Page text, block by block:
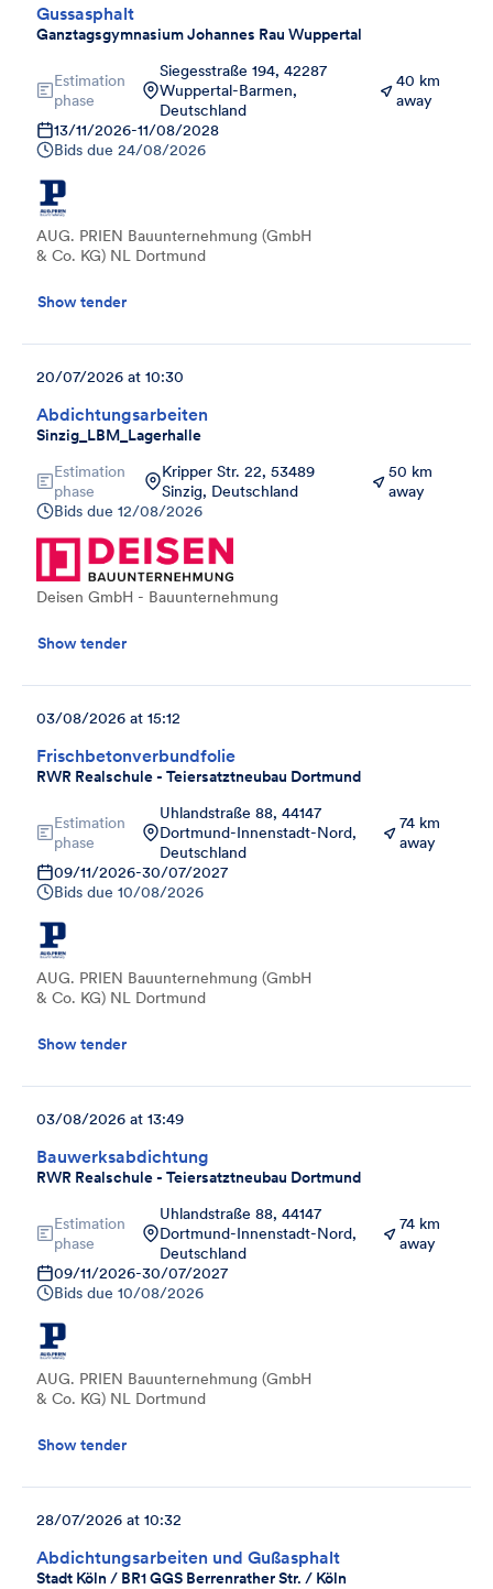
Gussasphalt
Ganztagsgymnasium Johannes Rau Wuppertal
Estimation
phase
Siegesstraße 194, 42287
Wuppertal-Barmen,
Deutschland
40 km
away
13/11/2026-11/08/2028
Bids due 24/08/2026
AUG. PRIEN Bauunternehmung (GmbH
& Co. KG) NL Dortmund
Show tender
Abdichtungsarbeiten
Sinzig_LBM_Lagerhalle
20/07/2026 at 10:30
Estimation
phase
Kripper Str. 22, 53489
Sinzig, Deutschland
50 km
away
Bids due 12/08/2026
Deisen GmbH - Bauunternehmung
Show tender
Frischbetonverbundfolie
RWR Realschule - Teiersatztneubau Dortmund
03/08/2026 at 15:12
Estimation
phase
Uhlandstraße 88, 44147
Dortmund-Innenstadt-Nord,
Deutschland
74 km
away
09/11/2026-30/07/2027
Bids due 10/08/2026
AUG. PRIEN Bauunternehmung (GmbH
& Co. KG) NL Dortmund
Show tender
Bauwerksabdichtung
RWR Realschule - Teiersatztneubau Dortmund
03/08/2026 at 13:49
Estimation
phase
Uhlandstraße 88, 44147
Dortmund-Innenstadt-Nord,
Deutschland
74 km
away
09/11/2026-30/07/2027
Bids due 10/08/2026
AUG. PRIEN Bauunternehmung (GmbH
& Co. KG) NL Dortmund
Show tender
Abdichtungsarbeiten und Gußasphalt
Stadt Köln / BR1 GGS Berrenrather Str. / Köln
28/07/2026 at 10:32